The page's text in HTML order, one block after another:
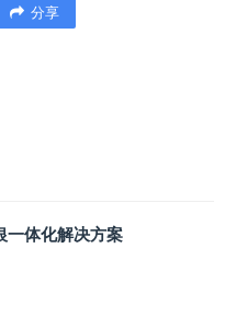
分享
一体化解决方案